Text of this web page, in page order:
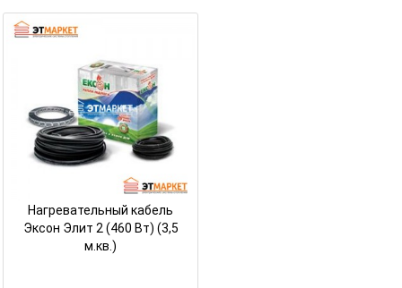
Нагревательный кабель
Эксон Элит 2 (460 Вт) (3,5
м.кв.)